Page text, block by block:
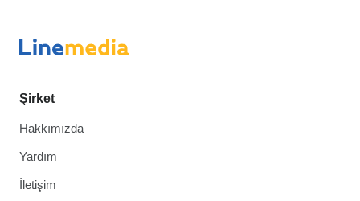
Şirket
Hakkımızda
Yardım
İletişim